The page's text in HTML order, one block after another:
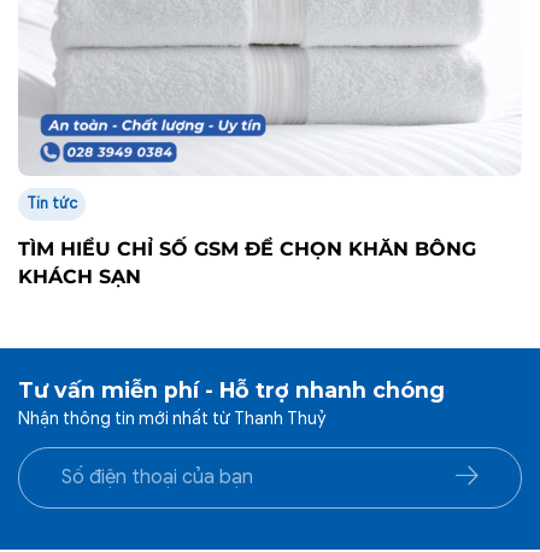
Tin tức
TÌM HIỂU CHỈ SỐ GSM ĐỂ CHỌN KHĂN BÔNG
KHÁCH SẠN
Tư vấn miễn phí - Hỗ trợ nhanh chóng
Nhận thông tin mới nhất từ Thanh Thuỷ